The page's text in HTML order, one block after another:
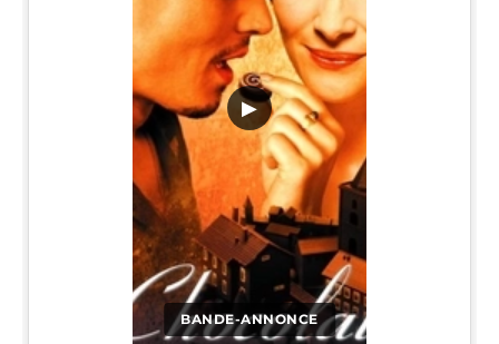
BANDE-ANNONCE
▶